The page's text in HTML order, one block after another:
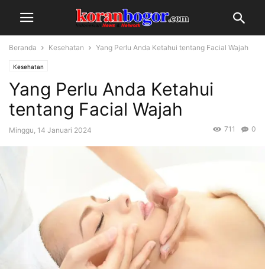
Beranda Kesehatan Yang Perlu Anda Ketahui tentang Facial Wajah
Kesehatan
Yang Perlu Anda Ketahui
tentang Facial Wajah
Minggu, 14 Januari 2024 0
711